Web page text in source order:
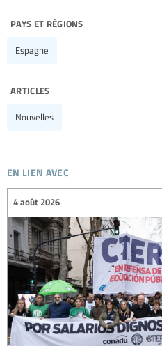
pays et régions
Espagne
articles
Nouvelles
en lien avec
4 août 2026